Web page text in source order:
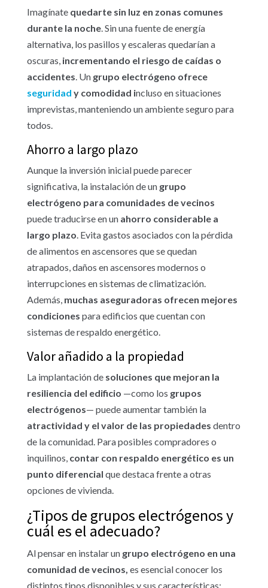
Imagínate quedarte sin luz en zonas comunes
durante la noche. Sin una fuente de energía
alternativa, los pasillos y escaleras quedarían a
oscuras, incrementando el riesgo de caídas o
accidentes . Un grupo electrógeno ofrece
seguridad y comodidad incluso en situaciones
imprevistas, manteniendo un ambiente seguro para
todos.
Ahorro a largo plazo
Aunque la inversión inicial puede parecer
significativa, la instalación de un grupo
electrógeno para comunidades de vecinos
puede traducirse en un ahorro considerable a
largo plazo . Evita gastos asociados con la pérdida
de alimentos en ascensores que se quedan
atrapados, daños en ascensores modernos o
interrupciones en sistemas de climatización.
Además, muchas aseguradoras ofrecen mejores
condiciones para edificios que cuentan con
sistemas de respaldo energético.
Valor añadido a la propiedad
La implantación de soluciones que mejoran la
resiliencia del edificio —como los grupos
electrógenos— puede aumentar también la
atractividad y el valor de las propiedades dentro
de la comunidad. Para posibles compradores o
inquilinos, contar con respaldo energético es un
punto diferencial que destaca frente a otras
opciones de vivienda.
¿Tipos de grupos electrógenos y
cuál es el adecuado?
Al pensar en instalar un grupo electrógeno en una
comunidad de vecinos, es esencial conocer los
distintos tipos disponibles y sus características: